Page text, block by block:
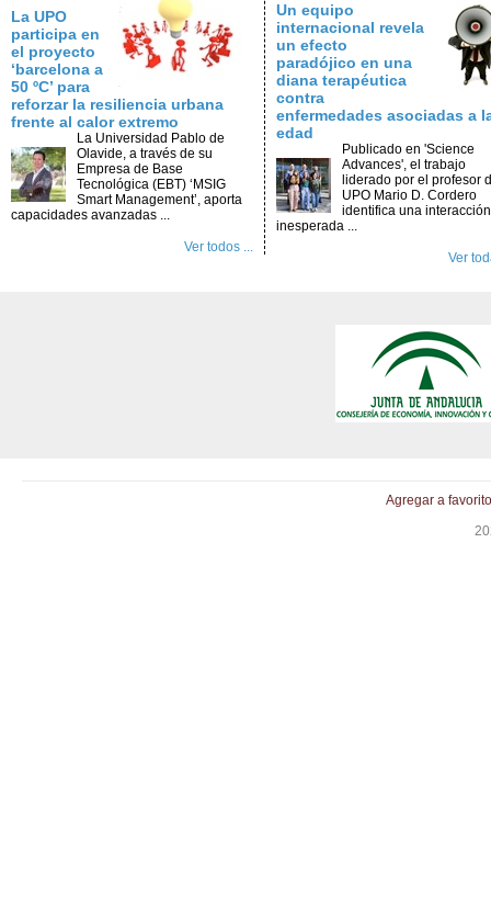
La UPO
participa en
el proyecto
‘barcelona a
50 ºC’ para
reforzar la resiliencia urbana
frente al calor extremo
La Universidad Pablo de
Olavide, a través de su
Empresa de Base
Tecnológica (EBT) ‘MSIG
Smart Management’, aporta
capacidades avanzadas ...
Ver todos ...
Un equipo
internacional revela
un efecto
paradójico en una
diana terapéutica
contra
enfermedades asociadas a
edad
Publicado en 'Science
Advances', el trabajo
liderado por el profesor
UPO Mario D. Cordero
identifica una interacción
inesperada ...
Ver
Agregar a